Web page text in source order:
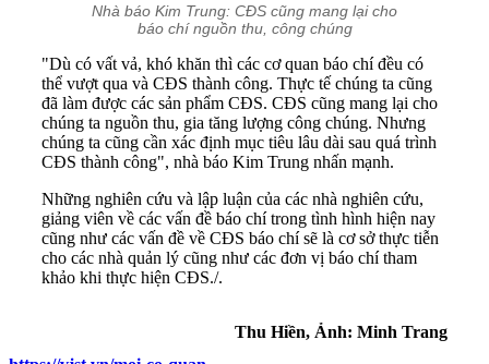
Nhà báo Kim Trung: CĐS cũng mang lại cho
báo chí nguồn thu, công chúng
"Dù có vất vả, khó khăn thì các cơ quan báo chí đều có
thể vượt qua và CĐS thành công. Thực tế chúng ta cũng
đã làm được các sản phẩm CĐS. CĐS cũng mang lại cho
chúng ta nguồn thu, gia tăng lượng công chúng. Nhưng
chúng ta cũng cần xác định mục tiêu lâu dài sau quá trình
CĐS thành công", nhà báo Kim Trung nhấn mạnh.
Những nghiên cứu và lập luận của các nhà nghiên cứu,
giảng viên về các vấn đề báo chí trong tình hình hiện nay
cũng như các vấn đề về CĐS báo chí sẽ là cơ sở thực tiễn
cho các nhà quản lý cũng như các đơn vị báo chí tham
khảo khi thực hiện CĐS./.
Thu Hiền, Ảnh: Minh Trang